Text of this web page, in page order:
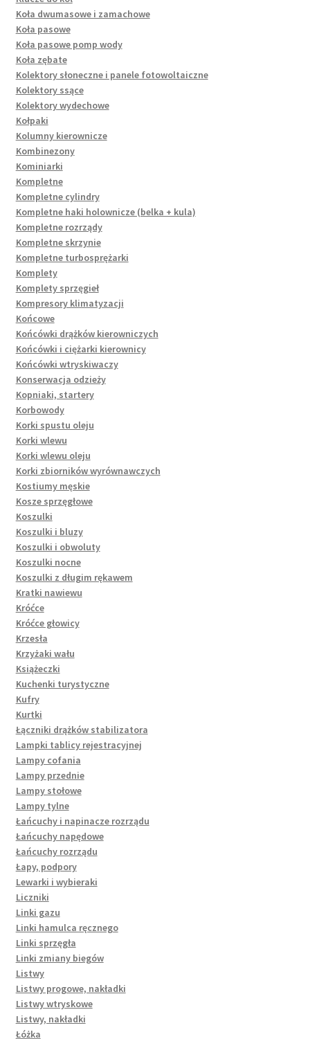
Koła dwumasowe i zamachowe
Koła pasowe
Koła pasowe pomp wody
Koła zębate
Kolektory słoneczne i panele fotowoltaiczne
Kolektory ssące
Kolektory wydechowe
Kołpaki
Kolumny kierownicze
Kombinezony
Kominiarki
Kompletne
Kompletne cylindry
Kompletne haki holownicze (belka + kula)
Kompletne rozrządy
Kompletne skrzynie
Kompletne turbosprężarki
Komplety
Komplety sprzęgieł
Kompresory klimatyzacji
Końcowe
Końcówki drążków kierowniczych
Końcówki i ciężarki kierownicy
Końcówki wtryskiwaczy
Konserwacja odzieży
Kopniaki, startery
Korbowody
Korki spustu oleju
Korki wlewu
Korki wlewu oleju
Korki zbiorników wyrównawczych
Kostiumy męskie
Kosze sprzęgłowe
Koszulki
Koszulki i bluzy
Koszulki i obwoluty
Koszulki nocne
Koszulki z długim rękawem
Kratki nawiewu
Króćce
Króćce głowicy
Krzesła
Krzyżaki wału
Książeczki
Kuchenki turystyczne
Kufry
Kurtki
Łączniki drążków stabilizatora
Lampki tablicy rejestracyjnej
Lampy cofania
Lampy przednie
Lampy stołowe
Lampy tylne
Łańcuchy i napinacze rozrządu
Łańcuchy napędowe
Łańcuchy rozrządu
Łapy, podpory
Lewarki i wybieraki
Liczniki
Linki gazu
Linki hamulca ręcznego
Linki sprzęgła
Linki zmiany biegów
Listwy
Listwy progowe, nakładki
Listwy wtryskowe
Listwy, nakładki
Łóżka